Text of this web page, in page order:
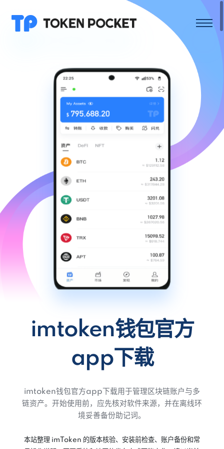
imtoken钱包官方
app下载
imtoken钱包官方app下载用于管理区块链账户与多
链资产。开始使用前，应先核对软件来源，并在离线环
境妥善备份助记词。
本站整理 imToken 的版本核验、安装前检查、账户备份和常